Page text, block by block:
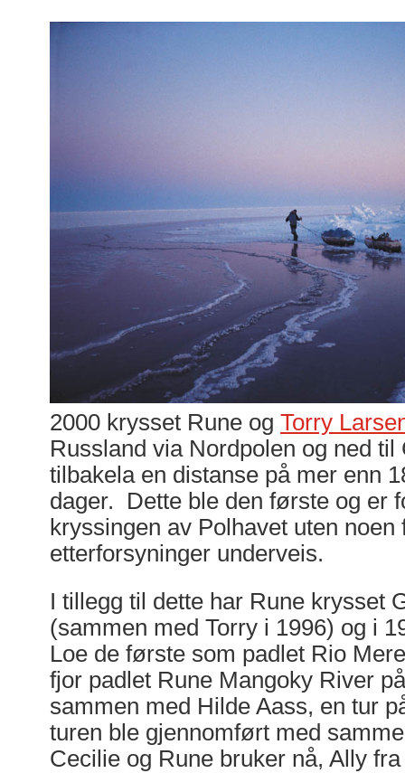
2000 krysset Rune og Torry
Russland via Nordpolen og ned til
tilbakela en distanse på mer enn
dager. Dette ble den første og er
kryssingen av Polhavet uten noen
etterforsyninger underveis.
I tillegg til dette har Rune krysset
(sammen med Torry i 1996) og i
Loe de første som padlet Rio
fjor padlet Rune Mangoky River
sammen med Hilde Aass, en tur
turen ble gjennomført med
Cecilie og Rune bruker nå, Ally